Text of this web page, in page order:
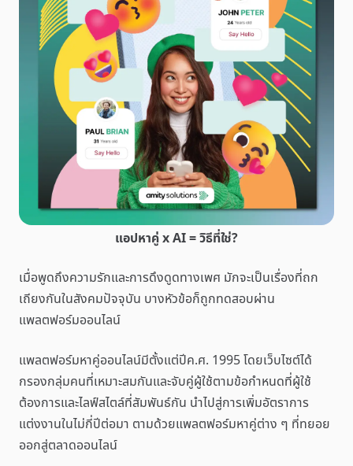
แอปหาคู่ x AI = วิธีที่ใช่?
เมื่อพูดถึงความรักและการดึงดูดทางเพศ มักจะเป็นเรื่องที่ถก
เถียงกันในสังคมปัจจุบัน บางหัวข้อก็ถูกทดสอบผ่าน
แพลตฟอร์มออนไลน์
แพลตฟอร์มหาคู่ออนไลน์มีตั้งแต่ปีค.ศ. 1995 โดยเว็บไซต์ได้
กรองกลุ่มคนที่เหมาะสมกันและจับคู่ผู้ใช้ตามข้อกำหนดที่ผู้ใช้
ต้องการและไลฟ์สไตล์ที่สัมพันธ์กัน นำไปสู่การเพิ่มอัตราการ
แต่งงานในไม่กี่ปีต่อมา ตามด้วยแพลตฟอร์มหาคู่ต่าง ๆ ที่ทยอย
ออกสู่ตลาดออนไลน์